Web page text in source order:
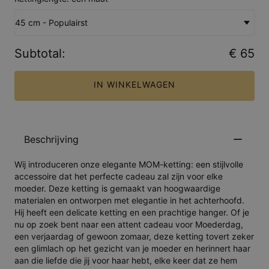
45 cm - Populairst
Subtotal: € 65
IN WINKELWAGEN
Beschrijving
Wij introduceren onze elegante MOM-ketting: een stijlvolle
accessoire dat het perfecte cadeau zal zijn voor elke
moeder. Deze ketting is gemaakt van hoogwaardige
materialen en ontworpen met elegantie in het achterhoofd.
Hij heeft een delicate ketting en een prachtige hanger. Of je
nu op zoek bent naar een attent cadeau voor Moederdag,
een verjaardag of gewoon zomaar, deze ketting tovert zeker
een glimlach op het gezicht van je moeder en herinnert haar
aan die liefde die jij voor haar hebt, elke keer dat ze hem